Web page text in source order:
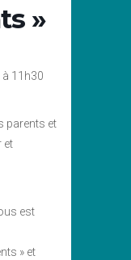
»
à 11h30
parents et
et
est
» et